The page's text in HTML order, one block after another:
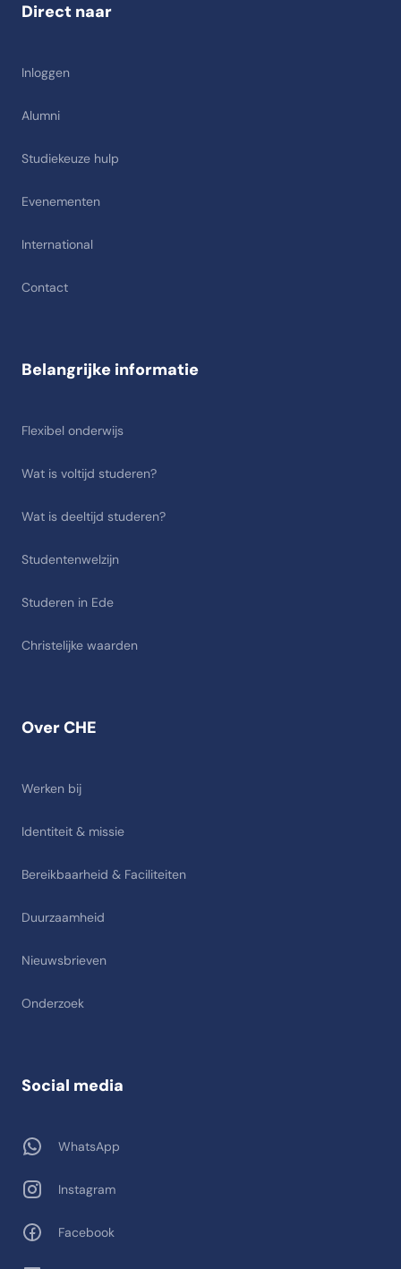
Direct naar
Inloggen
Alumni
Studiekeuze hulp
Evenementen
International
Contact
Over CHE
Werken bij
Identiteit & missie
Bereikbaarheid & Faciliteiten
Duurzaamheid
Nieuwsbrieven
Onderzoek
Belangrijke informatie
Flexibel onderwijs
Wat is voltijd studeren?
Wat is deeltijd studeren?
Studentenwelzijn
Studeren in Ede
Christelijke waarden
Social media
WhatsApp
Instagram
Facebook